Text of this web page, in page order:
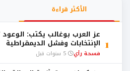
الأكثر قراءة
1
عز العرب بوغالب يكتب: الوعود
الإنتخابات وفشل الديمقراطية
فسحة رأي